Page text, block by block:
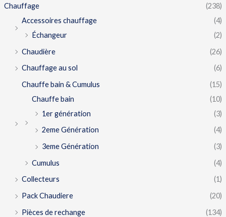
Chauffage
(238)
Accessoires chauffage
(4)
Échangeur
(2)
Chaudière
(26)
Chauffage au sol
(6)
Chauffe bain & Cumulus
(15)
Chauffe bain
(10)
1er génération
(3)
2eme Génération
(4)
3eme Génération
(3)
Cumulus
(4)
Collecteurs
(1)
Pack Chaudiere
(20)
Pièces de rechange
(134)